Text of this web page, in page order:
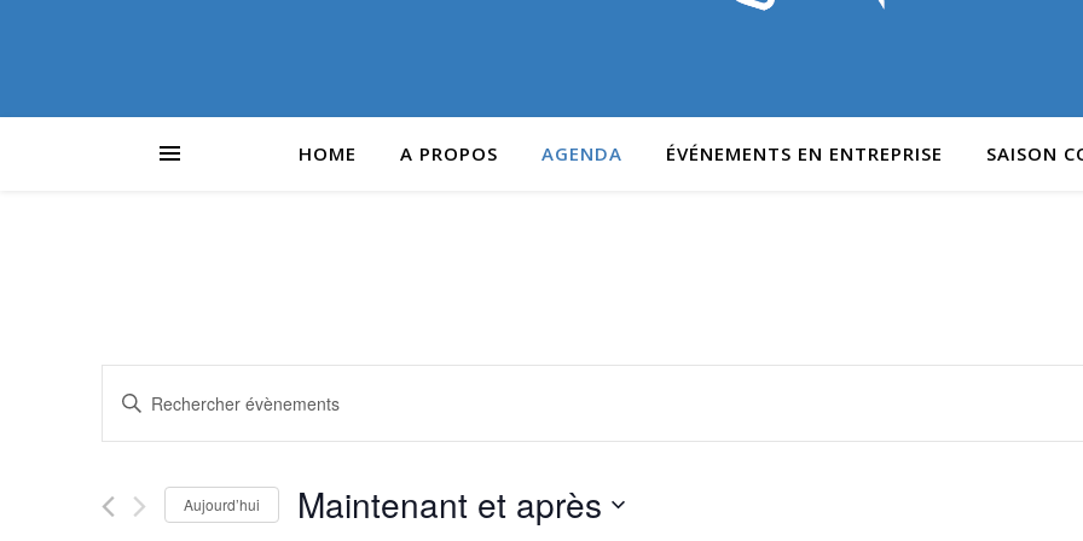
HOME A PROPOS AGENDA ÉVÉNEMENTS EN ENTREPRISE SAISON
Recherche
et
navigation
Saisir
Rechercher
ÉvènementsAujourd’hui Maintenant et après